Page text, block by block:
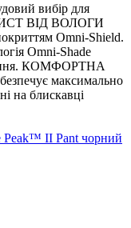
вибір для
ВІД ВОЛОГИ
Omni-Shield.
Omni-Shade
КОМФОРТНА
максимально
на блискавці